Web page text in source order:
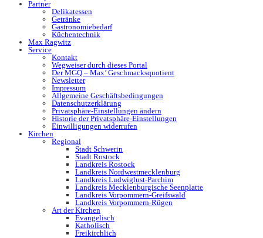
Partner
Delikatessen
Getränke
Gastronomiebedarf
Küchentechnik
Max Ragwitz
Service
Kontakt
Wegweiser durch dieses Portal
Der MGQ – Max’ Geschmacksquotient
Newsletter
Impressum
Allgemeine Geschäftsbedingungen
Datenschutzerklärung
Privatsphäre-Einstellungen ändern
Historie der Privatsphäre-Einstellungen
Einwilligungen widerrufen
Kirchen
Regional
Stadt Schwerin
Stadt Rostock
Landkreis Rostock
Landkreis Nordwestmecklenburg
Landkreis Ludwiglust-Parchim
Landkreis Mecklenburgische Seenplatte
Landkreis Vorpommern-Greifswald
Landkreis Vorpommern-Rügen
Art der Kirchen
Evangelisch
Katholisch
Freikirchlich